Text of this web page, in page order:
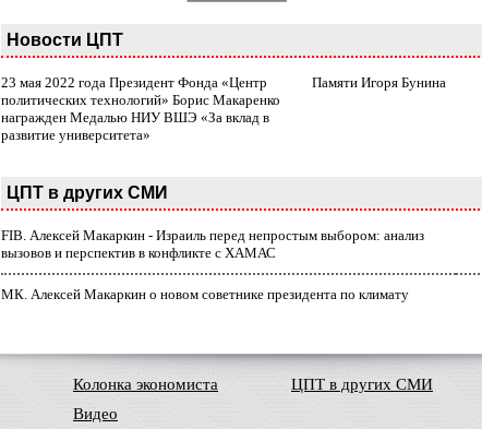
Новости ЦПТ
23 мая 2022 года Президент Фонда «Центр
политических технологий» Борис Макаренко
награжден Медалью НИУ ВШЭ «За вклад в
развитие университета»
Памяти Игоря Бунина
ЦПТ в других СМИ
FIB. Алексей Макаркин - Израиль перед непростым выбором: анализ
вызовов и перспектив в конфликте с ХАМАС
МК. Алексей Макаркин о новом советнике президента по климату
Колонка экономиста
Видео
ЦПТ в других СМИ